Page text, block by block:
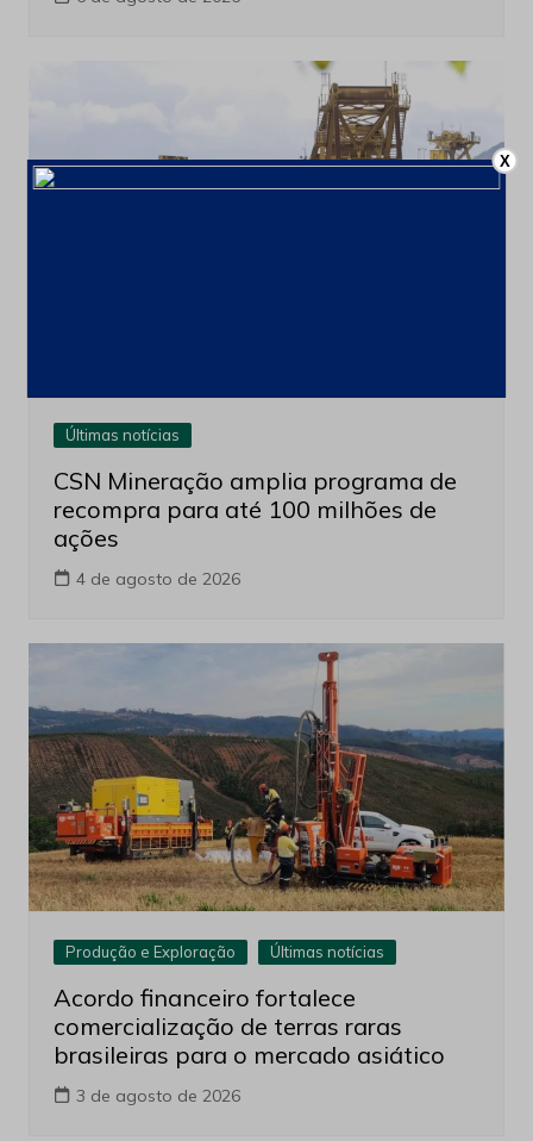
Últimas notícias
CSN Mineração amplia programa de
recompra para até 100 milhões de
ações
4 de agosto de 2026
Produção e Exploração Últimas notícias
Acordo financeiro fortalece
comercialização de terras raras
brasileiras para o mercado asiático
3 de agosto de 2026
X